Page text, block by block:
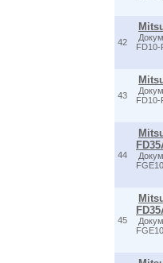
42
FD10-
43
FD10-
44
45